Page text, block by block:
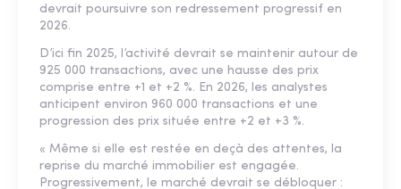
devrait poursuivre son redressement progressif en
2026.
D’ici fin 2025, l’activité devrait se maintenir autour de
925 000 transactions, avec une hausse des prix
comprise entre +1 et +2 %. En 2026, les analystes
anticipent environ 960 000 transactions et une
progression des prix située entre +2 et +3 %.
« Même si elle est restée en deçà des attentes, la
reprise du marché immobilier est engagée.
Progressivement, le marché devrait se débloquer :